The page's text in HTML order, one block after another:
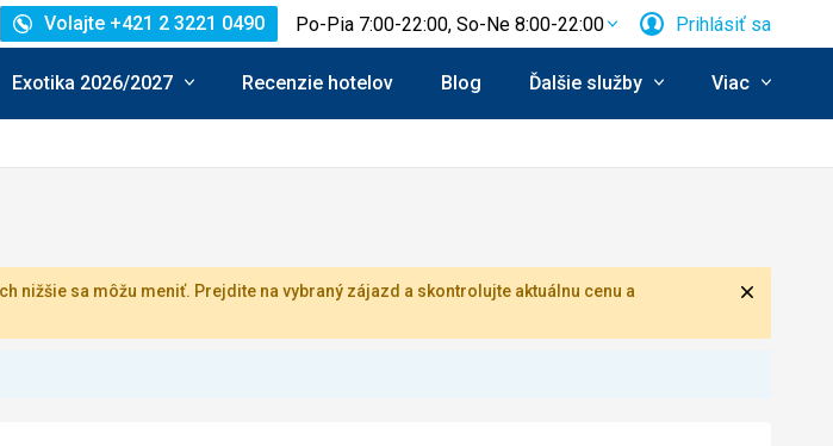
Volajte +421 2 3221 0490 Po-Pia 7:00-22:00, So-Ne 8:00-22:00 Prihlásiť sa
Exotika 2026/2027 Recenzie hotelov Blog Ďalšie služby Viac
nižšie sa môžu meniť. Prejdite na vybraný zájazd a skontrolujte aktuálnu cenu a